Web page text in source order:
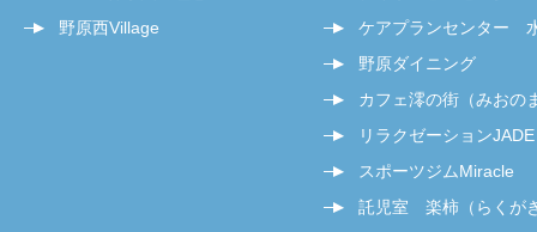
野原西Village
ケアプランセンター
野原ダイニング
カフェ澪の街（みおの
リラクゼーションJADE
スポーツジムMiracle
託児室 楽柿（らくが